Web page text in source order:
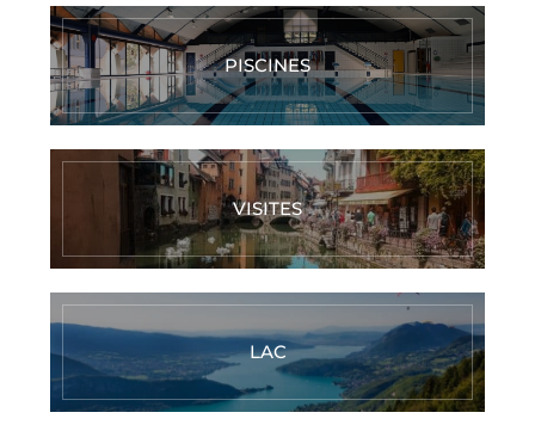
PISCINES
VISITES
LAC